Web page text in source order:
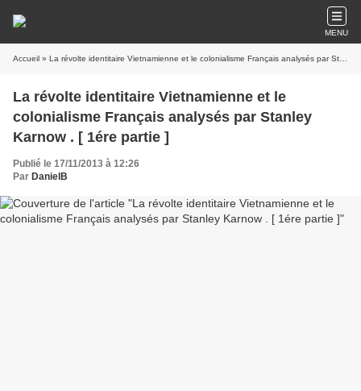
MENU
Accueil » La révolte identitaire Vietnamienne et le colonialisme Français analysés par Stanley Karnow . [ 1ére partie ]
La révolte identitaire Vietnamienne et le
colonialisme Français analysés par Stanley
Karnow . [ 1ére partie ]
Publié le 17/11/2013 à 12:26
Par DanielB